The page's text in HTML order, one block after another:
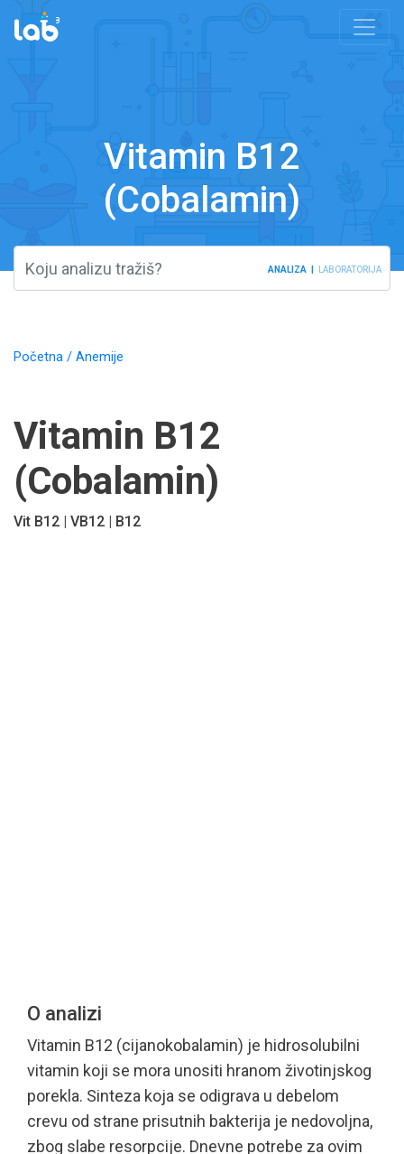
Vitamin B12
(Cobalamin)
ANALIZA LABORATORIJA
Početna / Anemije
Vitamin B12
(Cobalamin)
Vit B12 VB12 B12
O analizi
Vitamin B12 (cijanokobalamin) je hidrosolubilni
vitamin koji se mora unositi hranom životinjskog
porekla. Sinteza koja se odigrava u debelom
crevu od strane prisutnih bakterija je nedovoljna,
zbog slabe resorpcije. Dnevne potrebe za ovim